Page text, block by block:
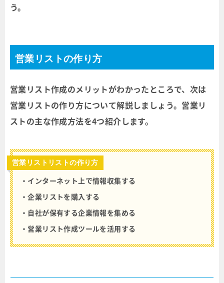
う。
営業リストの作り方
営業リスト作成のメリットがわかったところで、次は
営業リストの作り方について解説しましょう。営業リ
ストの主な作成方法を4つ紹介します。
営業リストリストの作り方
・インターネット上で情報収集する
・企業リストを購入する
・自社が保有する企業情報を集める
・営業リスト作成ツールを活用する